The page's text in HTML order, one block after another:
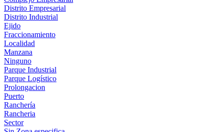
Distrito Empresarial
Distrito Industrial
Ejido
Fraccionamiento
Localidad
Manzana
Ninguno
Parque Industrial
Parque Logístico
Prolongacion
Puerto
Ranchería
Rancheria
Sector